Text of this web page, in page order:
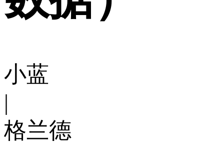
小蓝
|
格兰德